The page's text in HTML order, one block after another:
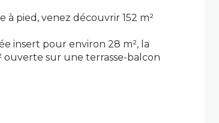
pied, venez découvrir 152 m²
insert pour environ 28 m², la
ouverte sur une terrasse-balcon
exposées à l'Ouest.